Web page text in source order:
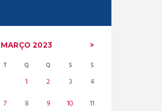
MARÇO 2023
T Q Q S S
1 2 3
4
7 8 9 10
11